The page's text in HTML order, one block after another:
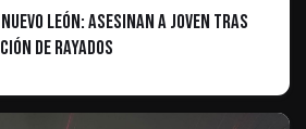
León: Asesinan a Joven Tras
de Rayados